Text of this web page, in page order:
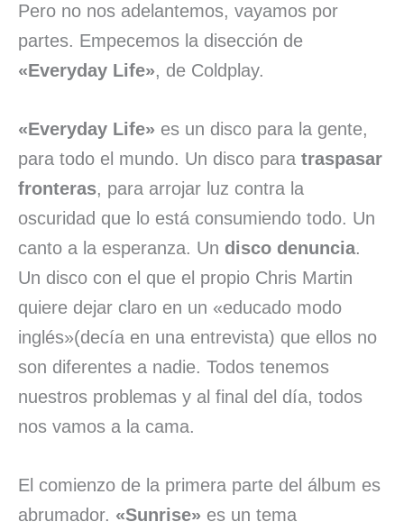
Pero no nos adelantemos, vayamos por
partes. Empecemos la disección de
«Everyday Life», de Coldplay.
«Everyday Life» es un disco para la gente,
para todo el mundo. Un disco para traspasar
fronteras, para arrojar luz contra la
oscuridad que lo está consumiendo todo. Un
canto a la esperanza. Un disco denuncia.
Un disco con el que el propio Chris Martin
quiere dejar claro en un «educado modo
inglés»(decía en una entrevista) que ellos no
son diferentes a nadie. Todos tenemos
nuestros problemas y al final del día, todos
nos vamos a la cama.
El comienzo de la primera parte del álbum es
abrumador. «Sunrise» es un tema